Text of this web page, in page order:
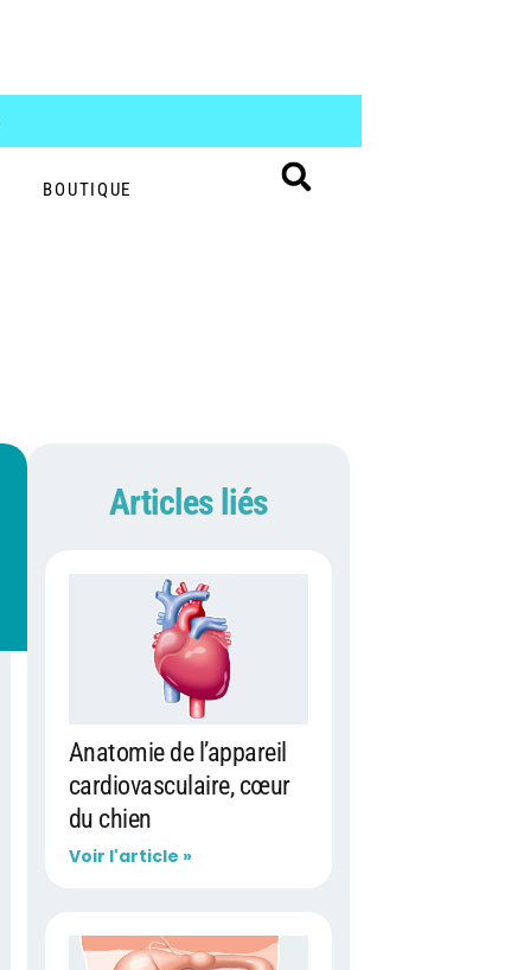
BOUTIQUE
Articles liés
Anatomie de l’appareil
cardiovasculaire, cœur
du chien
Voir l'article »